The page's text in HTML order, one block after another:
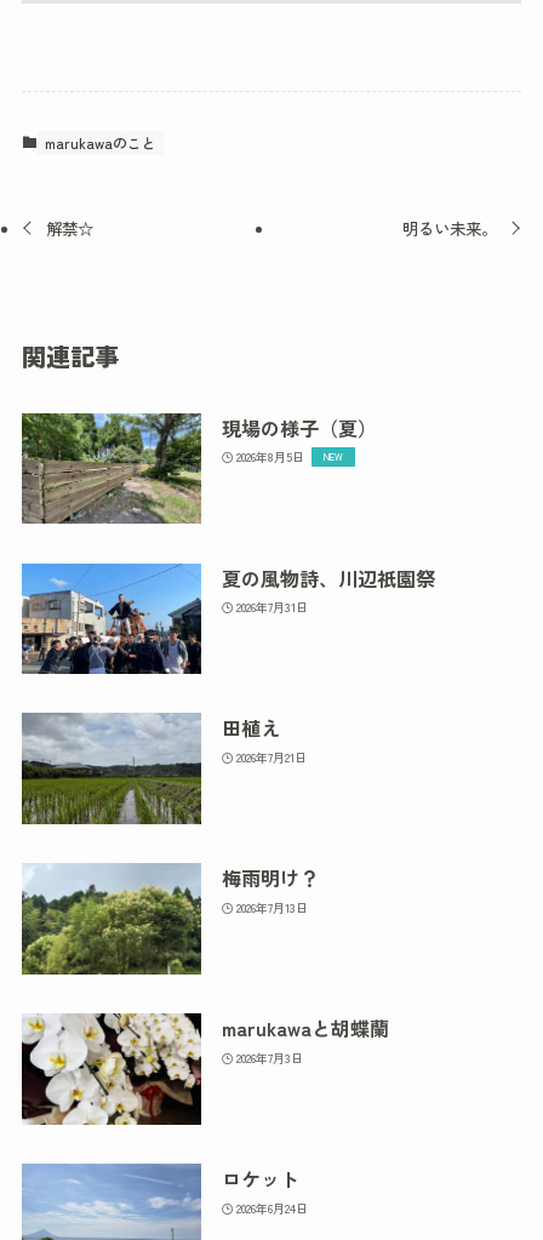
marukawaのこと
解禁☆ 明るい未来。
関連記事
現場の様子（夏）
2026年8月5日
夏の風物詩、川辺祇園祭
2026年7月31日
田植え
2026年7月21日
梅雨明け？
2026年7月13日
marukawaと胡蝶蘭
2026年7月3日
ロケット
2026年6月24日